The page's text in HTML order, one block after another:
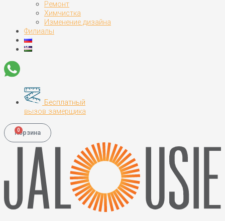
Ремонт
Химчистка
Изменение дизайна
Филиалы
Бесплатный
вызов замерщика
0
Корзина